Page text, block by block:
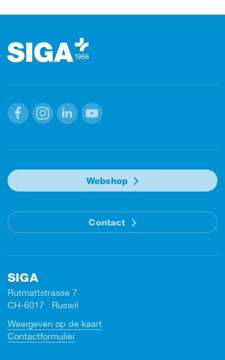
Webshop
Contact
SIGA
Rutmattstrasse 7
CH-6017 Ruswil
Weergeven op de kaart
Contactformulier